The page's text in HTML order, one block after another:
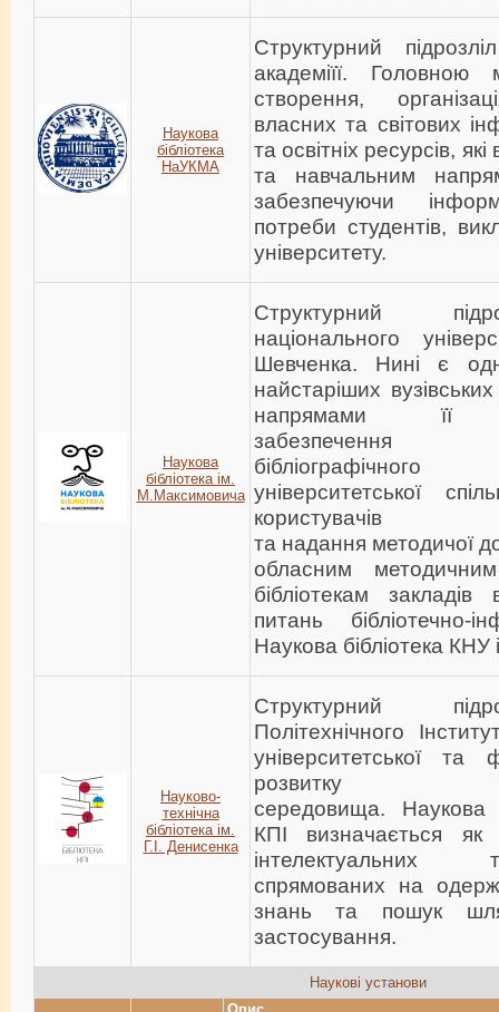
Наукова
бібліотека
НаУКМА
Структурний
академіїї. Головною
створення,
власних та світових
та освітніх ресурсів,
та навчальним
забезпечуючи
потреби студентів,
університету.
Наукова
бібліотека ім.
М.Максимовича
Структурний
національного
Шевченка. Нині є
найстаріших
напрямами її
забезпечення
університетської
користувачів
та надання методичої
обласним
бібліотекам
питань бібліотечно-
Наукова бібліотека КНУ
Науково-
технічна
бiблiотека ім.
Г.І. Денисенка
Структурний
Політехнічного
університетської та
розвитку
середовища. Наукова
КПІ визначається як
інтелектуальних
спрямованих на
знань та пошук
застосування.
Наукові установи